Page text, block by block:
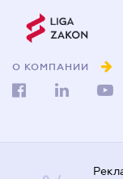
О КОМПАНИИ